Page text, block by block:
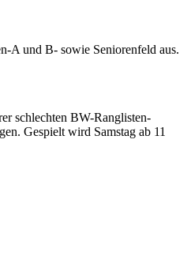
A und B- sowie Seniorenfeld aus.
schlechten BW-Ranglisten-
Gespielt wird Samstag ab 11